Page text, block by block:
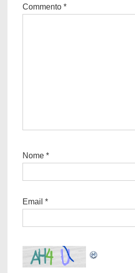
Commento *
Nome *
Email *